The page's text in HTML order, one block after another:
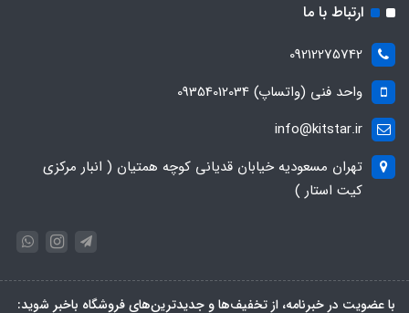
ارتباط با ما
09212275742
واحد فنی (واتساپ) 09354012034
info@kitstar.ir
تهران مسعودیه خیابان قدیانی کوچه همتیان ( انبار مرکزی
کیت استار )
با عضویت در خبرنامه، از تخفیف‌ها و جدیدترین‌های فروشگاه باخبر شوید: